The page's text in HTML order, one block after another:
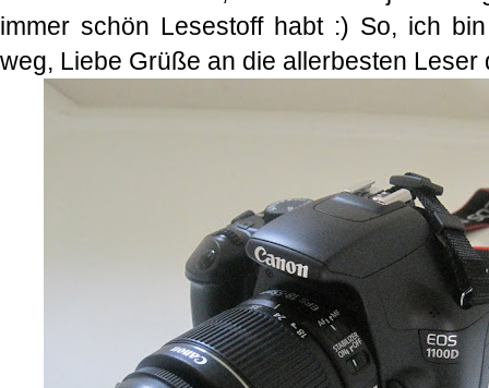
immer schön Lesestoff habt :) So, ich
weg, Liebe Grüße an die allerbesten Leser